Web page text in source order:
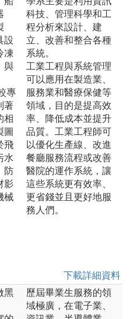
設
凍
與
專
著
相
圖
飛
水
防
影
械
科技、管理科學和工
程分析來設計、建
立、改善和整合各種
系統。
工業工程與系統管理
可以應用在製造業、
服務業和醫療保健等
領域，目的是提高效
率、降低成本並提升
品質。工業工程師可
以優化生產線、改進
餐廳服務流程或改善
醫院的運作系統，讓
這些系統更有效率、
更省錢並且更好地服
務人們。
下載詳細資料
黑
歷屆畢業生服務的領
域極廣，在電子業、